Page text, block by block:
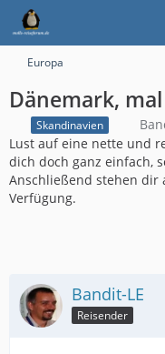
Europa
Dänemark,
Skandinavien
Lust auf eine nette und
dich doch ganz einfach,
Anschließend stehen dir
Verfügung.
Bandit-LE
Reisender